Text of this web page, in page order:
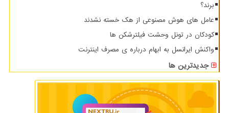
برند؟
عامل های هوش مصنوعی از هک خسته نشدند
کودکان در تونل وحشت فیلترشکن ها
واکنش ایرانسل به ابهام درباره ی مصرف اینترنت
جدیدترین ها